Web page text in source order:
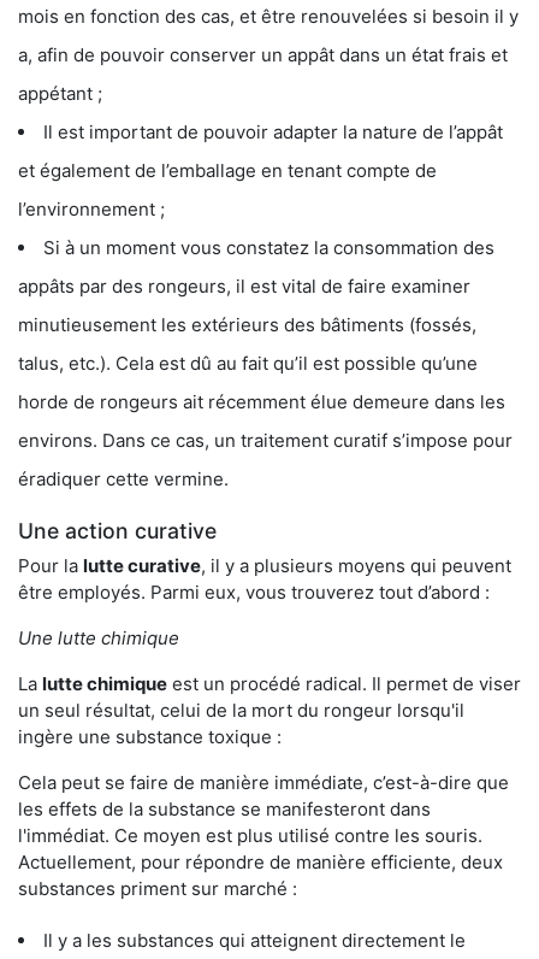
mois en fonction des cas, et être renouvelées si besoin il y
a, afin de pouvoir conserver un appât dans un état frais et
appétant ;
Il est important de pouvoir adapter la nature de l’appât
et également de l’emballage en tenant compte de
l’environnement ;
Si à un moment vous constatez la consommation des
appâts par des rongeurs, il est vital de faire examiner
minutieusement les extérieurs des bâtiments (fossés,
talus, etc.). Cela est dû au fait qu’il est possible qu’une
horde de rongeurs ait récemment élue demeure dans les
environs. Dans ce cas, un traitement curatif s’impose pour
éradiquer cette vermine.
Une action curative
Pour la lutte curative, il y a plusieurs moyens qui peuvent
être employés. Parmi eux, vous trouverez tout d’abord :
Une lutte chimique
La lutte chimique est un procédé radical. Il permet de viser
un seul résultat, celui de la mort du rongeur lorsqu'il
ingère une substance toxique :
Cela peut se faire de manière immédiate, c’est-à-dire que
les effets de la substance se manifesteront dans
l'immédiat. Ce moyen est plus utilisé contre les souris.
Actuellement, pour répondre de manière efficiente, deux
substances priment sur marché :
Il y a les substances qui atteignent directement le